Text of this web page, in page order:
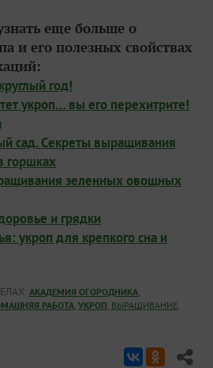
еще больше о
и его полезных свойствах
год!
укроп… вы его перехитрите!
сад. Секреты выращивания
горшках
зеленных овощных
и грядки
укроп для крепкого сна и
АКАДЕМИЯ ОГОРОДНИКА,
РАБОТА, УКРОП, ВЫРАЩИВАНИЕ,